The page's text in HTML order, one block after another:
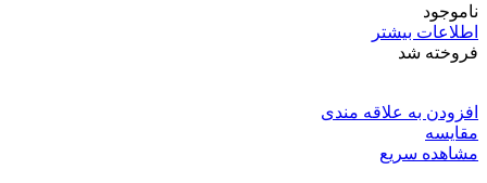
ناموجود
اطلاعات بیشتر
فروخته شد
افزودن به علاقه مندی
مقایسه
مشاهده سریع